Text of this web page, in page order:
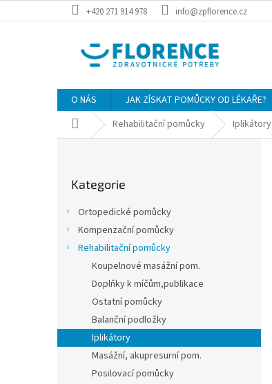
na
+420 271 914 978 info@zpflorence.cz
O NÁS JAK ZÍSKAT POMŮCKY OD LÉKAŘE?
Domů Rehabilitační pomůcky Iplikátory
e
l
kategorie
Kategorie
Ortopedické pomůcky
Kompenzační pomůcky
Rehabilitační pomůcky
Koupelnové masážní pom.
Doplňky k míčům,publikace
Ostatní pomůcky
Balanční podložky
Iplikátory
Masážní, akupresurní pom.
Posilovací pomůcky